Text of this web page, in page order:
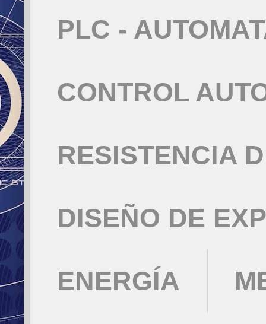
PLC -
CONTROL
RESISTENCIA
DISEÑO DE
ENERGÍA